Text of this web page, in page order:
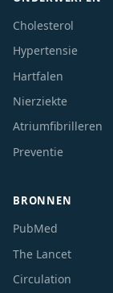
Cholesterol
Hypertensie
Hartfalen
Nierziekte
Atriumfibrilleren
Preventie
BRONNEN
PubMed
The Lancet
Circulation